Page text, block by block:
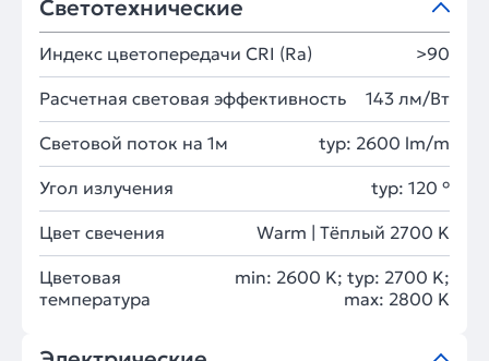
Светотехнические
Индекс цветопередачи CRI (Ra) >90
Расчетная световая эффективность 143 лм/Вт
Световой поток на 1м typ: 2600 lm/m
Угол излучения typ: 120 °
Цвет свечения Warm | Тёплый 2700 K
Цветовая
температура
min: 2600 K; typ: 2700 K;
max: 2800 K